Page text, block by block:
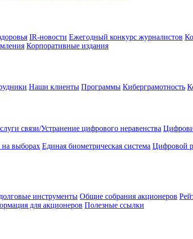
IR-новости Ежегодный конкурс журналистов
Корпоративные издания
Наши клиенты Программы Киберграмотность
связи/Устранение цифрового неравенства
выборах Единая биометрическая система Цифровой
инструменты Общие собрания акционеров
для акционеров Полезные ссылки